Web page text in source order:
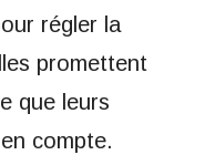
régler la
promettent
que leurs
compte.